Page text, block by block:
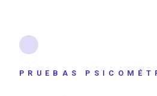
PRUEBAS